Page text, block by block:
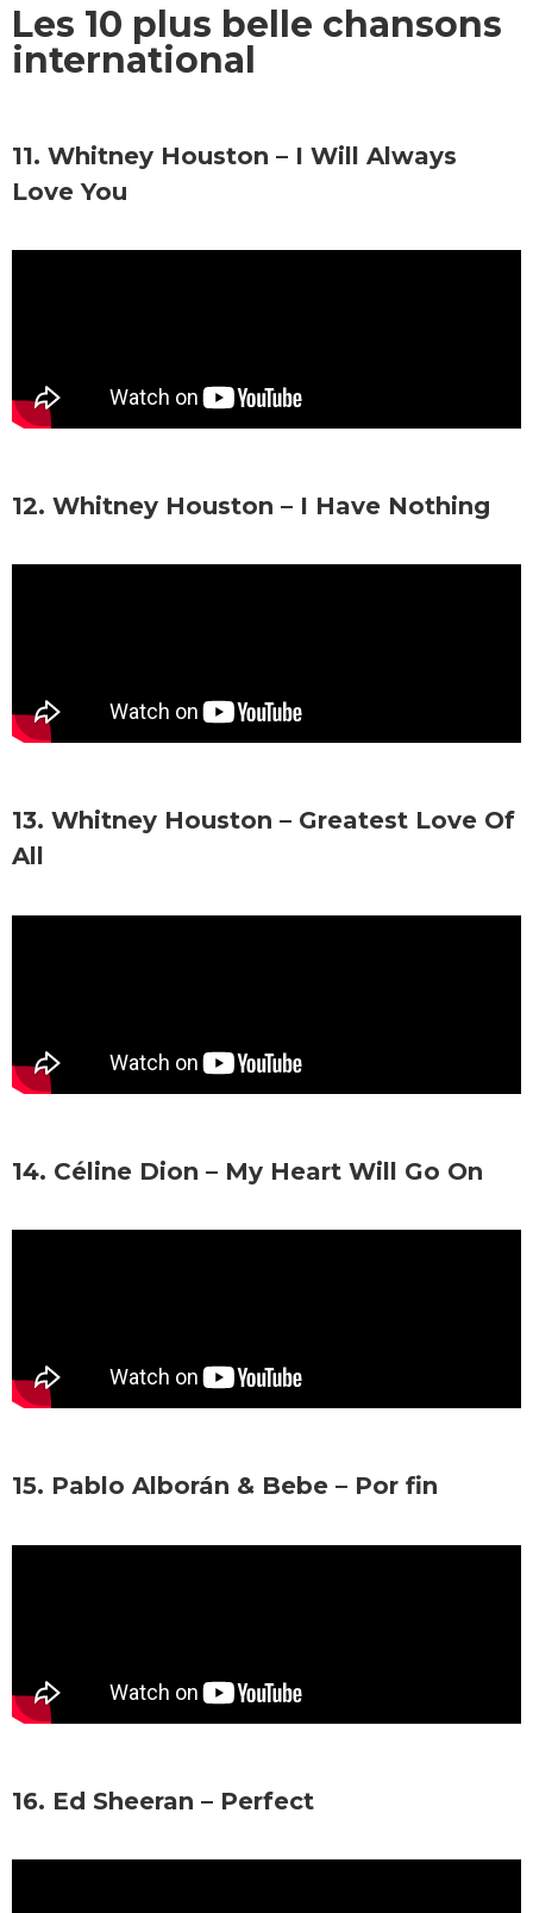
Les 10 plus belle chansons
international
11. Whitney Houston – I Will Always
Love You
12. Whitney Houston – I Have Nothing
13. Whitney Houston – Greatest Love Of
All
14. Céline Dion – My Heart Will Go On
15. Pablo Alborán & Bebe – Por fin
16. Ed Sheeran – Perfect